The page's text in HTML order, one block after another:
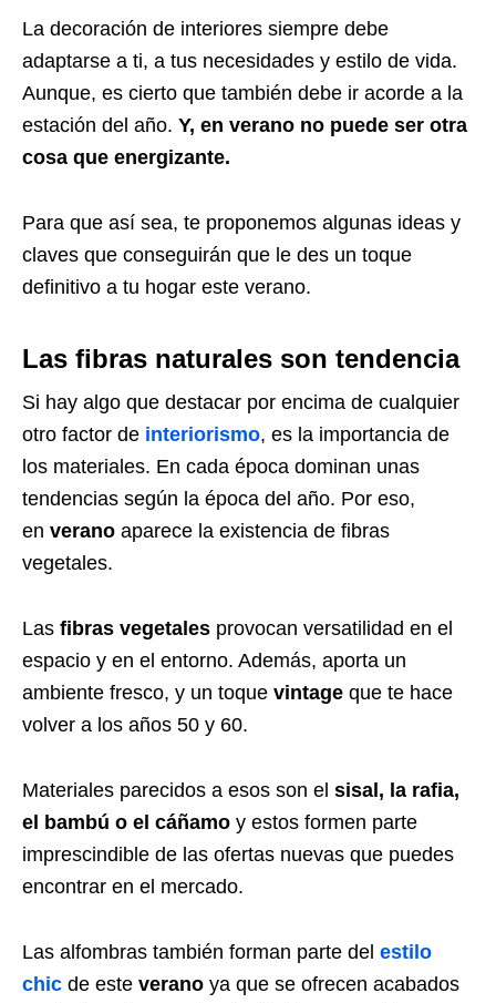
La decoración de interiores siempre debe
adaptarse a ti, a tus necesidades y estilo de vida.
Aunque, es cierto que también debe ir acorde a la
estación del año. Y, en verano no puede ser otra
cosa que energizante.
Para que así sea, te proponemos algunas ideas y
claves que conseguirán que le des un toque
definitivo a tu hogar este verano.
Las fibras naturales son tendencia
Si hay algo que destacar por encima de cualquier
otro factor de interiorismo, es la importancia de
los materiales. En cada época dominan unas
tendencias según la época del año. Por eso,
en verano aparece la existencia de fibras
vegetales.
Las fibras vegetales provocan versatilidad en el
espacio y en el entorno. Además, aporta un
ambiente fresco, y un toque vintage que te hace
volver a los años 50 y 60.
Materiales parecidos a esos son el sisal, la rafia,
el bambú o el cáñamo y estos formen parte
imprescindible de las ofertas nuevas que puedes
encontrar en el mercado.
Las alfombras también forman parte del estilo
chic de este verano ya que se ofrecen acabados